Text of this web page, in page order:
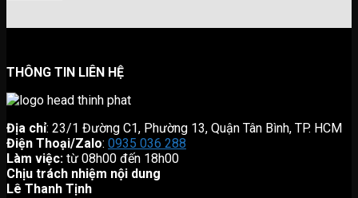
THÔNG TIN LIÊN HỆ
Địa chỉ: 23/1 Đường C1, Phường 13, Quận Tân Bình, TP. HCM
Điện Thoại/Zalo: 0935 036 288
Làm việc: từ 08h00 đến 18h00
Chịu trách nhiệm nội dung
Lê Thanh Tịnh